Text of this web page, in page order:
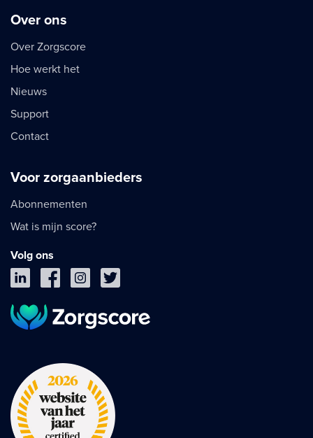
Over ons
Over Zorgscore
Hoe werkt het
Nieuws
Support
Contact
Voor zorgaanbieders
Abonnementen
Wat is mijn score?
Volg ons